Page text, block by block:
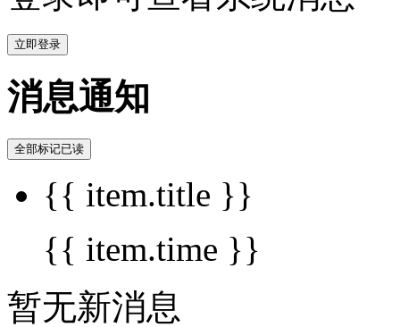
立即登录
消息通知
全部标记已读
{{ item.title }}
{{ item.time }}
暂无新消息